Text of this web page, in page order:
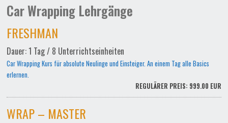
Car Wrapping Lehrgänge
FRESHMAN
Dauer: 1 Tag / 8 Unterrichtseinheiten
Car Wrapping Kurs für absolute Neulinge und Einsteiger. An einem Tag alle Basics
erlernen.
REGULÄRER PREIS: 999.00 EUR
WRAP – MASTER